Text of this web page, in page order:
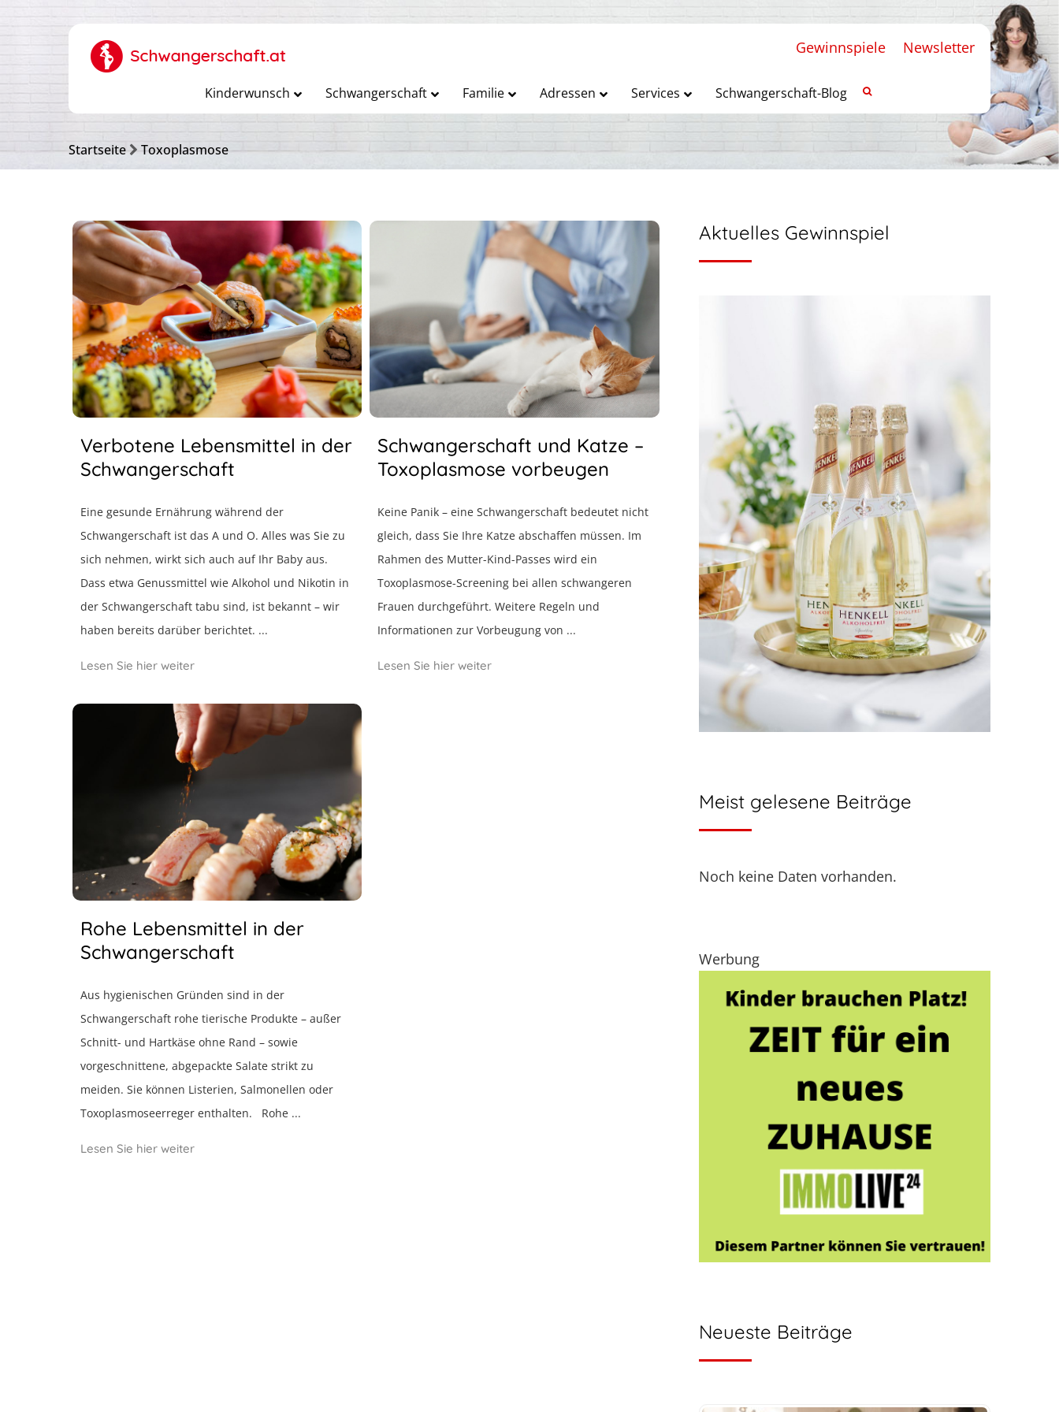
Gewinnspiele Newsletter
Kinderwunsch Schwangerschaft Familie Adressen Services Schwangerschaft-Blog
Startseite Toxoplasmose
Verbotene Lebensmittel in der
Schwangerschaft
Eine gesunde Ernährung während der
Schwangerschaft ist das A und O. Alles was Sie zu
sich nehmen, wirkt sich auch auf Ihr Baby aus.
Dass etwa Genussmittel wie Alkohol und Nikotin in
der Schwangerschaft tabu sind, ist bekannt – wir
haben bereits darüber berichtet. ...
Lesen Sie hier weiter
Schwangerschaft und Katze –
Toxoplasmose vorbeugen
Keine Panik – eine Schwangerschaft bedeutet nicht
gleich, dass Sie Ihre Katze abschaffen müssen. Im
Rahmen des Mutter-Kind-Passes wird ein
Toxoplasmose-Screening bei allen schwangeren
Frauen durchgeführt. Weitere Regeln und
Informationen zur Vorbeugung von ...
Lesen Sie hier weiter
Rohe Lebensmittel in der
Schwangerschaft
Aus hygienischen Gründen sind in der
Schwangerschaft rohe tierische Produkte – außer
Schnitt- und Hartkäse ohne Rand – sowie
vorgeschnittene, abgepackte Salate strikt zu
meiden. Sie können Listerien, Salmonellen oder
Toxoplasmoseerreger enthalten. Rohe ...
Lesen Sie hier weiter
Aktuelles Gewinnspiel
Meist gelesene Beiträge
Noch keine Daten vorhanden.
Werbung
Neueste Beiträge